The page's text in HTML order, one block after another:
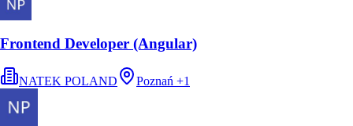
Frontend Developer (Angular)
NATEK POLAND Poznań +1